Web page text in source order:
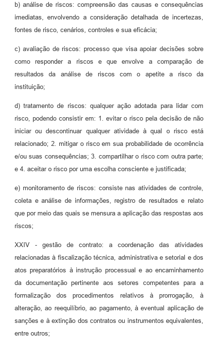
b) análise de riscos: compreensão das causas e consequências
imediatas, envolvendo a consideração detalhada de incertezas,
fontes de risco, cenários, controles e sua eficácia;
c) avaliação de riscos: processo que visa apoiar decisões sobre
como responder a riscos e que envolve a comparação de
resultados da análise de riscos com o apetite a risco da
instituição;
d) tratamento de riscos: qualquer ação adotada para lidar com
risco, podendo consistir em: 1. evitar o risco pela decisão de não
iniciar ou descontinuar qualquer atividade à qual o risco está
relacionado; 2. mitigar o risco em sua probabilidade de ocorrência
e/ou suas consequências; 3. compartilhar o risco com outra parte;
e 4. aceitar o risco por uma escolha consciente e justificada;
e) monitoramento de riscos: consiste nas atividades de controle,
coleta e análise de informações, registro de resultados e relato
que por meio das quais se mensura a aplicação das respostas aos
riscos;
XXIV - gestão de contrato: a coordenação das atividades
relacionadas à fiscalização técnica, administrativa e setorial e dos
atos preparatórios à instrução processual e ao encaminhamento
da documentação pertinente aos setores competentes para a
formalização dos procedimentos relativos à prorrogação, à
alteração, ao reequilíbrio, ao pagamento, à eventual aplicação de
sanções e à extinção dos contratos ou instrumentos equivalentes,
entre outros;